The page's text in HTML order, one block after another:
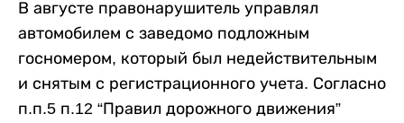
В августе правонарушитель управлял
автомобилем с заведомо подложным
госномером, который был недействительным
и снятым с регистрационного учета. Согласно
п.п.5 п.12 “Правил дорожного движения”